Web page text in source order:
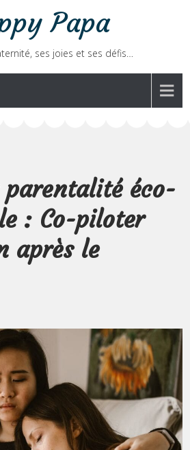
Papa
ses joies et ses défis…
parentalité éco-
: Co-piloter
après le